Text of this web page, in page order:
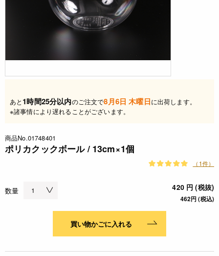
あと 1時間25分以内のご注文で8月6日 木曜日に出荷します。
※諸事情により遅れることがございます。
商品No.01748401
ポリカクックボール / 13cm×1個
（1件）
数量 420 円 (税抜)
462円 (税込)
買い物かごに入れる